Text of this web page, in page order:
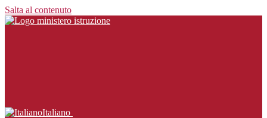
Salta al contenuto
Italiano